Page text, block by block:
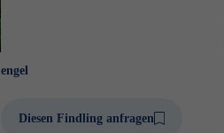
engel
Diesen Findling anfragen